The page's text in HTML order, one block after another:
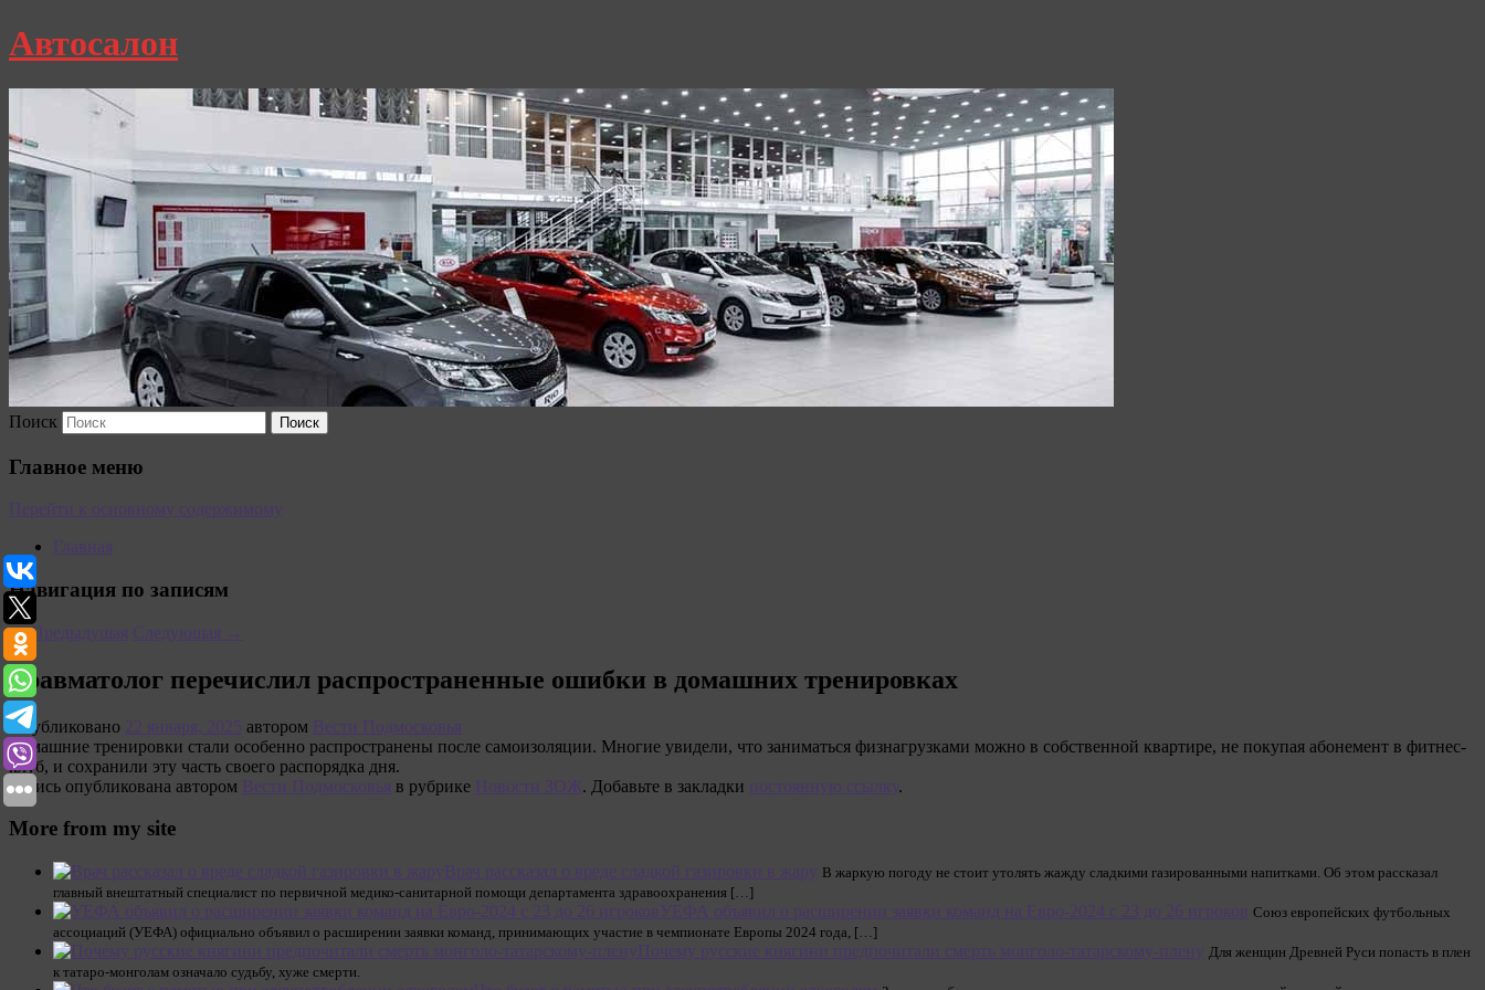
Автосалон
Поиск
Главное меню
Перейти к основному содержимому
Главная
Навигация по записям
←Предыдущая Следующая →
Травматолог перечислил распространенные ошибки в домашних тренировках
Опубликовано 22 января, 2025 автором Вести Подмосковья
Домашние тренировки стали особенно распространены после самоизоляции. Многие увидели, что заниматься физнагрузками можно в собственной квартире, не покупая абонемент в фитнес-
клуб, и сохранили эту часть своего распорядка дня.
Запись опубликована автором Вести Подмосковья в рубрике Новости ЗОЖ. Добавьте в закладки постоянную ссылку.
More from my site
Врач рассказал о вреде сладкой газировки в жару В жаркую погоду не стоит утолять жажду сладкими газированными напитками. Об этом рассказал
главный внештатный специалист по первичной медико-санитарной помощи департамента здравоохранения […]
УЕФА объявил о расширении заявки команд на Евро-2024 с 23 до 26 игроков Союз европейских футбольных
ассоциаций (УЕФА) официально объявил о расширении заявки команд, принимающих участие в чемпионате Европы 2024 года, […]
Почему русские княгини предпочитали смерть монголо-татарскому-плену Для женщин Древней Руси попасть в плен
к татаро-монголам означало судьбу, хуже смерти.